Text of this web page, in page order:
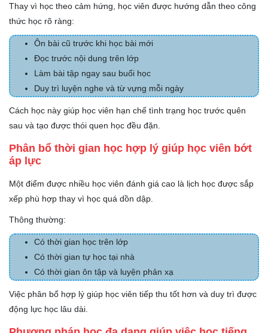
Thay vì học theo cảm hứng, học viên được hướng dẫn theo công
thức học rõ ràng:
Ôn bài cũ trước khi học bài mới
Đọc trước nội dung trên lớp
Làm bài tập ngay sau buổi học
Duy trì luyện nghe và từ vựng mỗi ngày
Cách học này giúp học viên hạn chế tình trạng học trước quên
sau và tạo được thói quen học đều đặn.
Phân bổ thời gian học hợp lý giúp học viên bớt
áp lực
Một điểm được nhiều học viên đánh giá cao là lịch học được sắp
xếp phù hợp thay vì học quá dồn dập.
Thông thường:
Có thời gian học trên lớp
Có thời gian tự học tại nhà
Có thời gian ôn tập và luyện phản xạ
Việc phân bổ hợp lý giúp học viên tiếp thu tốt hơn và duy trì được
động lực học lâu dài.